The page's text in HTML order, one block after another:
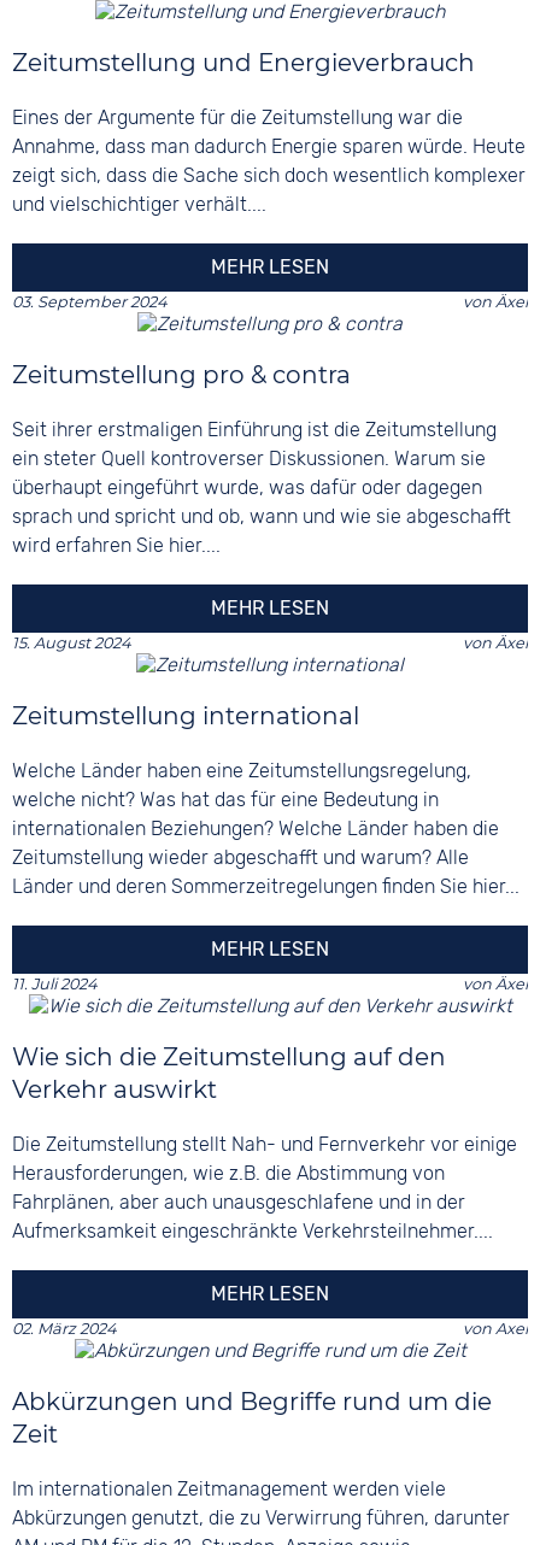
Zeitumstellung und Energieverbrauch
Eines der Argumente für die Zeitumstellung war die
Annahme, dass man dadurch Energie sparen würde. Heute
zeigt sich, dass die Sache sich doch wesentlich komplexer
und vielschichtiger verhält....
MEHR LESEN
03. September 2024 von Äxel
Zeitumstellung pro & contra
Seit ihrer erstmaligen Einführung ist die Zeitumstellung
ein steter Quell kontroverser Diskussionen. Warum sie
überhaupt eingeführt wurde, was dafür oder dagegen
sprach und spricht und ob, wann und wie sie abgeschafft
wird erfahren Sie hier....
MEHR LESEN
15. August 2024 von Äxel
Zeitumstellung international
Welche Länder haben eine Zeitumstellungsregelung,
welche nicht? Was hat das für eine Bedeutung in
internationalen Beziehungen? Welche Länder haben die
Zeitumstellung wieder abgeschafft und warum? Alle
Länder und deren Sommerzeitregelungen finden Sie hier...
MEHR LESEN
11. Juli 2024 von Äxel
Wie sich die Zeitumstellung auf den
Verkehr auswirkt
Die Zeitumstellung stellt Nah- und Fernverkehr vor einige
Herausforderungen, wie z.B. die Abstimmung von
Fahrplänen, aber auch unausgeschlafene und in der
Aufmerksamkeit eingeschränkte Verkehrsteilnehmer....
MEHR LESEN
02. März 2024 von Axel
Abkürzungen und Begriffe rund um die
Zeit
Im internationalen Zeitmanagement werden viele
Abkürzungen genutzt, die zu Verwirrung führen, darunter